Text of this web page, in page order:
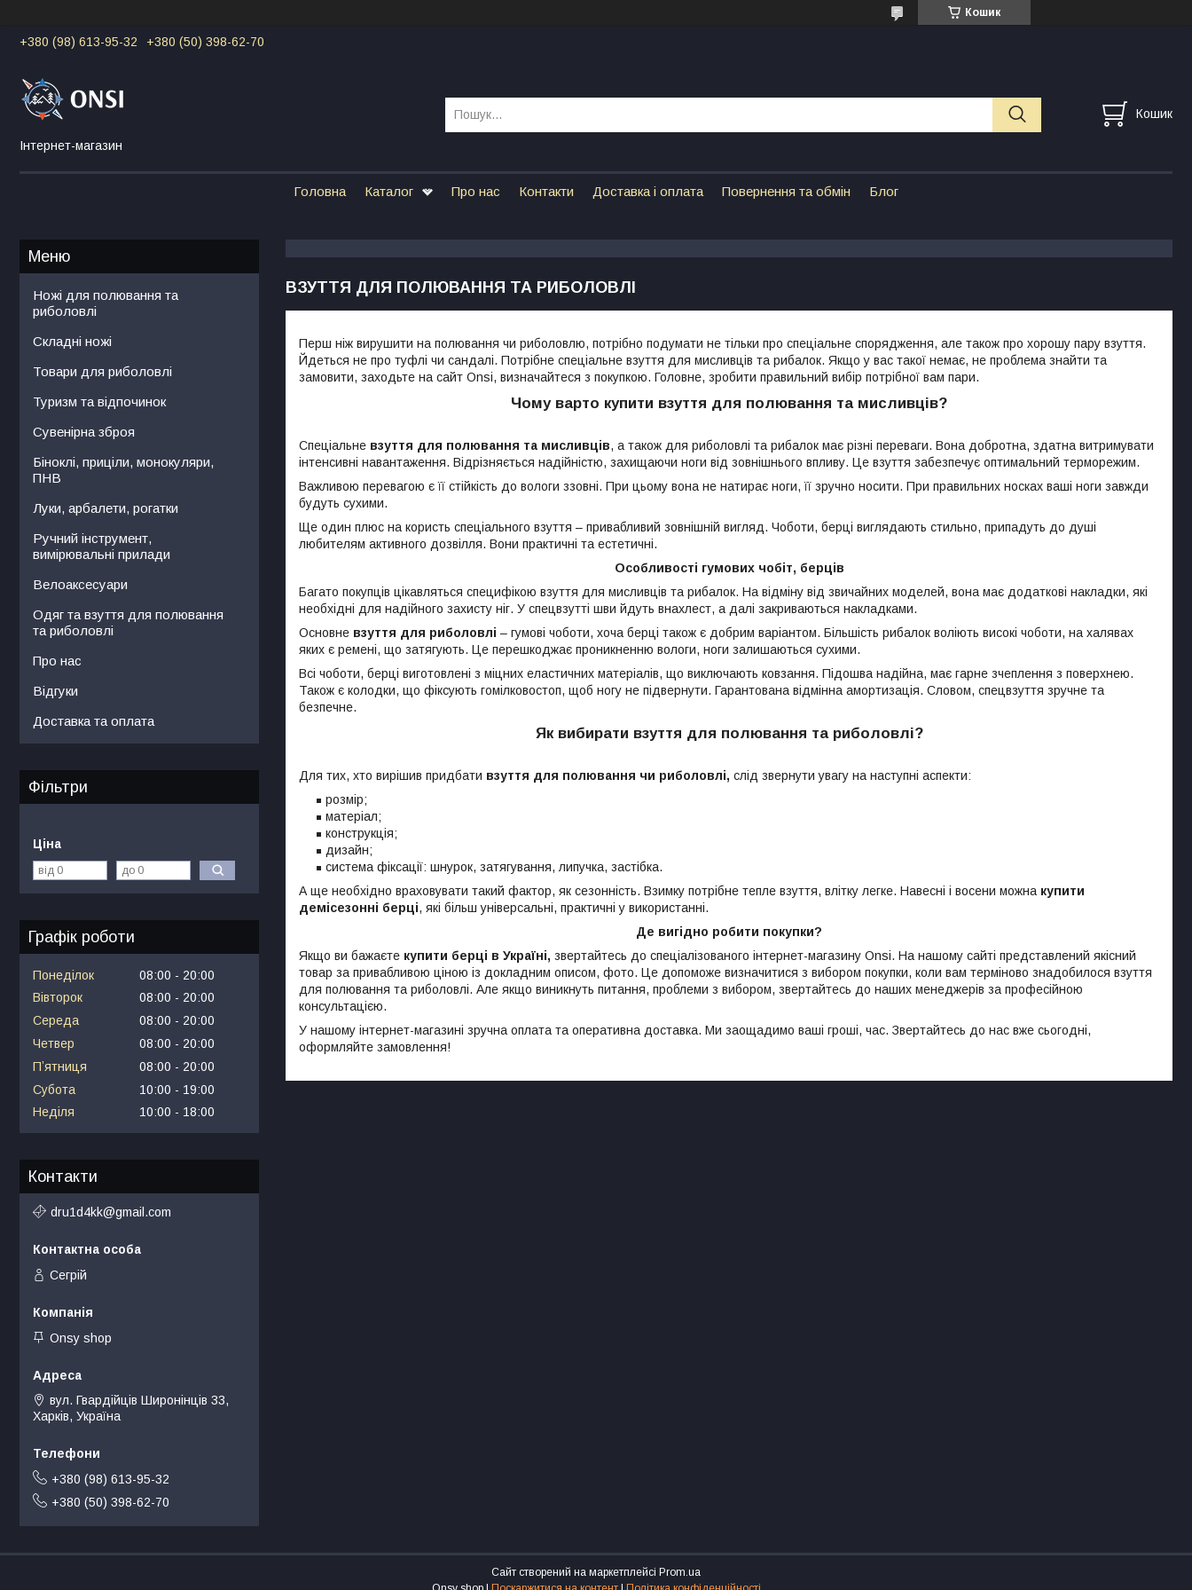
Кошик
+380 (98) 613-95-32 +380 (50) 398-62-70
Інтернет-магазин
Кошик
Головна Каталог Про нас Контакти Доставка і оплата Повернення та обмін Блог
ВЗУТТЯ ДЛЯ ПОЛЮВАННЯ ТА РИБОЛОВЛІ
Перш ніж вирушити на полювання чи риболовлю, потрібно подумати не тільки про спеціальне спорядження, але також про хорошу пару взуття.
Йдеться не про туфлі чи сандалі. Потрібне спеціальне взуття для мисливців та рибалок. Якщо у вас такої немає, не проблема знайти та
замовити, заходьте на сайт Onsi, визначайтеся з покупкою. Головне, зробити правильний вибір потрібної вам пари.
Чому варто купити взуття для полювання та мисливців?
Спеціальне взуття для полювання та мисливців, а також для риболовлі та рибалок має різні переваги. Вона добротна, здатна витримувати
інтенсивні навантаження. Відрізняється надійністю, захищаючи ноги від зовнішнього впливу. Це взуття забезпечує оптимальний терморежим.
Важливою перевагою є її стійкість до вологи ззовні. При цьому вона не натирає ноги, її зручно носити. При правильних носках ваші ноги завжди
будуть сухими.
Ще один плюс на користь спеціального взуття – привабливий зовнішній вигляд. Чоботи, берці виглядають стильно, припадуть до душі
любителям активного дозвілля. Вони практичні та естетичні.
Особливості гумових чобіт, берців
Багато покупців цікавляться специфікою взуття для мисливців та рибалок. На відміну від звичайних моделей, вона має додаткові накладки, які
необхідні для надійного захисту ніг. У спецвзутті шви йдуть внахлест, а далі закриваються накладками.
Основне взуття для риболовлі – гумові чоботи, хоча берці також є добрим варіантом. Більшість рибалок воліють високі чоботи, на халявах
яких є ремені, що затягують. Це перешкоджає проникненню вологи, ноги залишаються сухими.
Всі чоботи, берці виготовлені з міцних еластичних матеріалів, що виключають ковзання. Підошва надійна, має гарне зчеплення з поверхнею.
Також є колодки, що фіксують гомілковостоп, щоб ногу не підвернути. Гарантована відмінна амортизація. Словом, спецвзуття зручне та
безпечне.
Як вибирати взуття для полювання та риболовлі?
Для тих, хто вирішив придбати взуття для полювання чи риболовлі, слід звернути увагу на наступні аспекти:
розмір;
матеріал;
конструкція;
дизайн;
система фіксації: шнурок, затягування, липучка, застібка.
А ще необхідно враховувати такий фактор, як сезонність. Взимку потрібне тепле взуття, влітку легке. Навесні і восени можна купити
демісезонні берці, які більш універсальні, практичні у використанні.
Де вигідно робити покупки?
Якщо ви бажаєте купити берці в Україні, звертайтесь до спеціалізованого інтернет-магазину Onsi. На нашому сайті представлений якісний
товар за привабливою ціною із докладним описом, фото. Це допоможе визначитися з вибором покупки, коли вам терміново знадобилося взуття
для полювання та риболовлі. Але якщо виникнуть питання, проблеми з вибором, звертайтесь до наших менеджерів за професійною
консультацією.
У нашому інтернет-магазині зручна оплата та оперативна доставка. Ми заощадимо ваші гроші, час. Звертайтесь до нас вже сьогодні,
оформляйте замовлення!
Ножі для полювання та
риболовлі
Складні ножі
Товари для риболовлі
Туризм та відпочинок
Сувенірна зброя
Біноклі, приціли, монокуляри,
ПНВ
Луки, арбалети, рогатки
Ручний інструмент,
вимірювальні прилади
Велоаксесуари
Одяг та взуття для полювання
та риболовлі
Про нас
Відгуки
Доставка та оплата
Фільтри
Ціна
Графік роботи
Понеділок 08:00
20:00
Вівторок
08:00
20:00
Середа
08:00
20:00
Четвер
08:00
20:00
Пʼятниця
08:00
20:00
Субота
10:00
19:00
Неділя
10:00 18:00
Контакти
dru1d4kk@gmail.com
Сегрій
Onsy shop
вул. Гвардійців Широнінців 33,
Харків, Україна
+380 (98) 613-95-32
+380 (50) 398-62-70
Сайт створений на маркетплейсі Prom.ua